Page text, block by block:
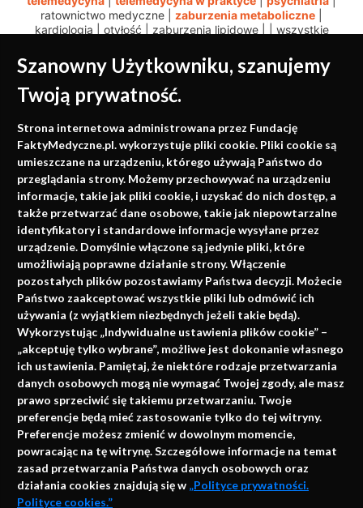
Szanowny Użytkowniku, szanujemy
Twoją prywatność.
Strona internetowa administrowana przez Fundację
FaktyMedyczne.pl. wykorzystuje pliki cookie. Pliki cookie są
umieszczane na urządzeniu, którego używają Państwo do
przeglądania strony. Możemy przechowywać na urządzeniu
informacje, takie jak pliki cookie, i uzyskać do nich dostęp, a
także przetwarzać dane osobowe, takie jak niepowtarzalne
identyfikatory i standardowe informacje wysyłane przez
urządzenie. Domyślnie włączone są jedynie pliki, które
umożliwiają poprawne działanie strony. Włączenie
pozostałych plików pozostawiamy Państwa decyzji. Możecie
Państwo zaakceptować wszystkie pliki lub odmówić ich
używania (z wyjątkiem niezbędnych jeżeli takie będą).
Wykorzystując „Indywidualne ustawienia plików cookie” –
„akceptuję tylko wybrane”, możliwe jest dokonanie własnego
ich ustawienia. Pamiętaj, że niektóre rodzaje przetwarzania
danych osobowych mogą nie wymagać Twojej zgody, ale masz
prawo sprzeciwić się takiemu przetwarzaniu. Twoje
preferencje będą mieć zastosowanie tylko do tej witryny.
Preferencje możesz zmienić w dowolnym momencie,
powracając na tę witrynę. Szczegółowe informacje na temat
zasad przetwarzania Państwa danych osobowych oraz
działania cookies znajdują się w „Polityce prywatności.
Polityce cookies.”
ratownictwo medyczne
zaburzenia metaboliczne
kardiologia
otyłość zaburzenia lipidowe| wszystkie
Medycyna oparta na
faktach
Konferencje, szkolenia, e-learning, wydawnictwo
Napisz do nas
info@faktymedyczne.pl
ul. Towarowa 2
43-460 Wisła
Redakcja medyczna:
ul. Wolności 338b